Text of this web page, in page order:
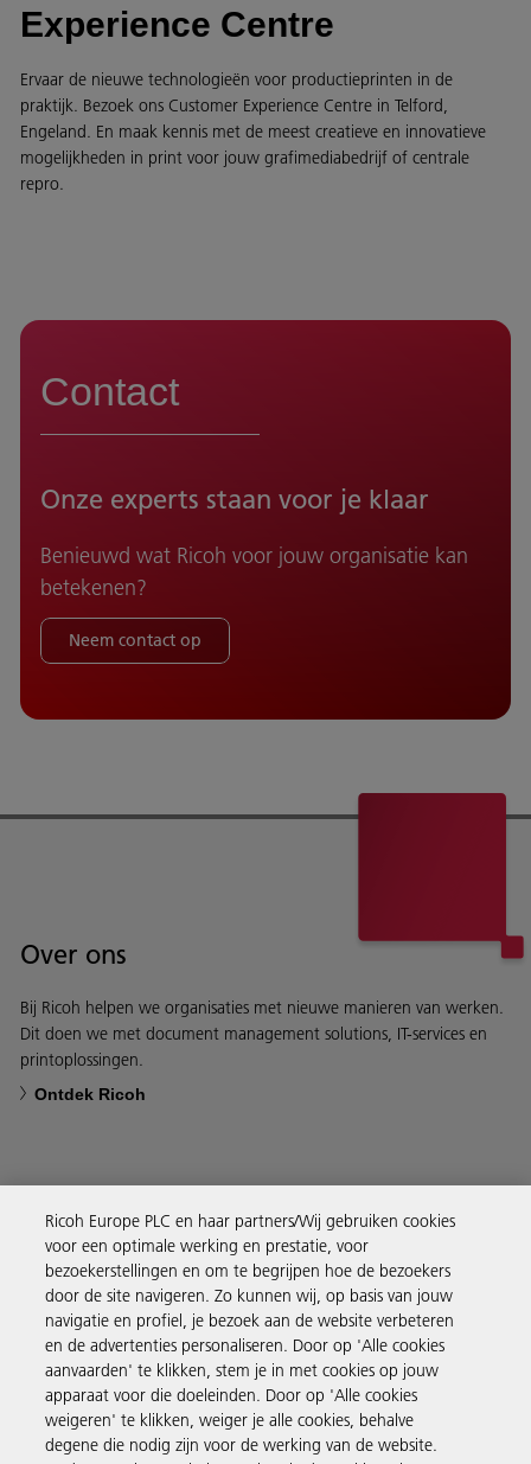
Experience Centre
Ervaar de nieuwe technologieën voor productieprinten in de
praktijk. Bezoek ons Customer Experience Centre in Telford,
Engeland. En maak kennis met de meest creatieve en innovatieve
mogelijkheden in print voor jouw grafimediabedrijf of centrale
repro.
Contact
Onze experts staan voor je klaar
Benieuwd wat Ricoh voor jouw organisatie kan
betekenen?
Neem contact op
Over ons
Bij Ricoh helpen we organisaties met nieuwe manieren van werken.
Dit doen we met document management solutions, IT-services en
printoplossingen.
Ontdek Ricoh
Business Solutions
Producten en services
Support en contact
Ricoh Europe PLC en haar partners/Wij gebruiken cookies
voor een optimale werking en prestatie, voor
bezoekerstellingen en om te begrijpen hoe de bezoekers
door de site navigeren. Zo kunnen wij, op basis van jouw
navigatie en profiel, je bezoek aan de website verbeteren
en de advertenties personaliseren. Door op 'Alle cookies
aanvaarden' te klikken, stem je in met cookies op jouw
apparaat voor die doeleinden. Door op 'Alle cookies
weigeren' te klikken, weiger je alle cookies, behalve
degene die nodig zijn voor de werking van de website.